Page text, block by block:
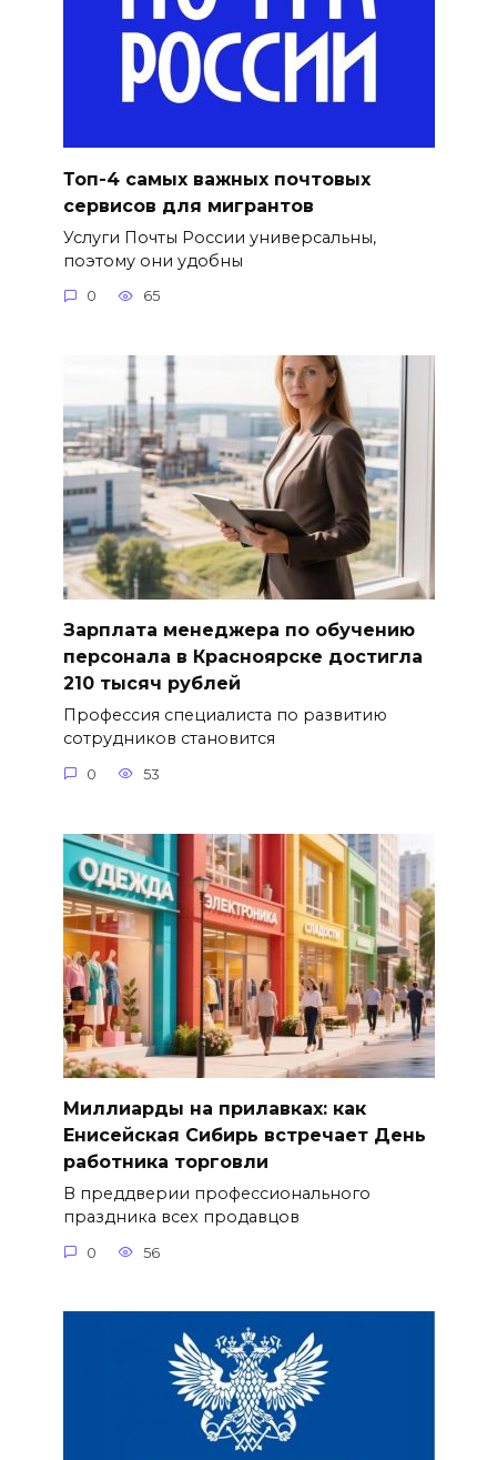
Топ-4 самых важных почтовых
сервисов для мигрантов
Услуги Почты России универсальны,
поэтому они удобны
0 65
Зарплата менеджера по обучению
персонала в Красноярске достигла
210 тысяч рублей
Профессия специалиста по развитию
сотрудников становится
0 53
Миллиарды на прилавках: как
Енисейская Сибирь встречает День
работника торговли
В преддверии профессионального
праздника всех продавцов
0 56